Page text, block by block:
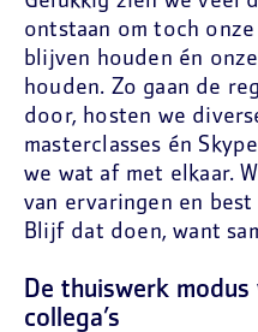
ontstaan om toch
blijven houden én
houden. Zo gaan de
door, hosten we
masterclasses én
we wat af met elkaar.
van ervaringen en
Blijf dat doen, want
De thuiswerk modus
collega’s